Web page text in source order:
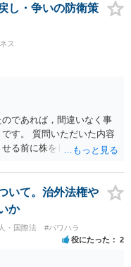
が返金義務を負う法的根拠
約に関する裁判例では、
り、成婚料の支払いを拒
この裁判例は、仲介業者
還が貴社の責任範囲外の
2. 今後の対応について
面にて貴社の見解を明確
下の内容を盛り込むこと
決を優先する観点から、
は無いと判断される可能
いて: 前述の通り、男性会
、貴社に法的な返金義務は
。 「刑事訴訟」との主張
民事上の紛争であり、貴社
成要件である欺罔行為）
件される可能性は極めて
し・争いの防衛策
ス
であれば，間違いなく事
す。 質問いただいた内容
る前に株をしっかり集め
事業承継については，相
について株式価格を遺留分
く承継時に固定したりす
買い取る以外の方法につ
体的に弁護士に相談され
いて。治外法権や
か
・国際法 #パワハラ
役にたった 2